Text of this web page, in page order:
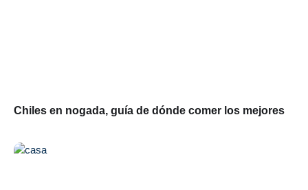
Chiles en nogada, guía de dónde comer los mejores